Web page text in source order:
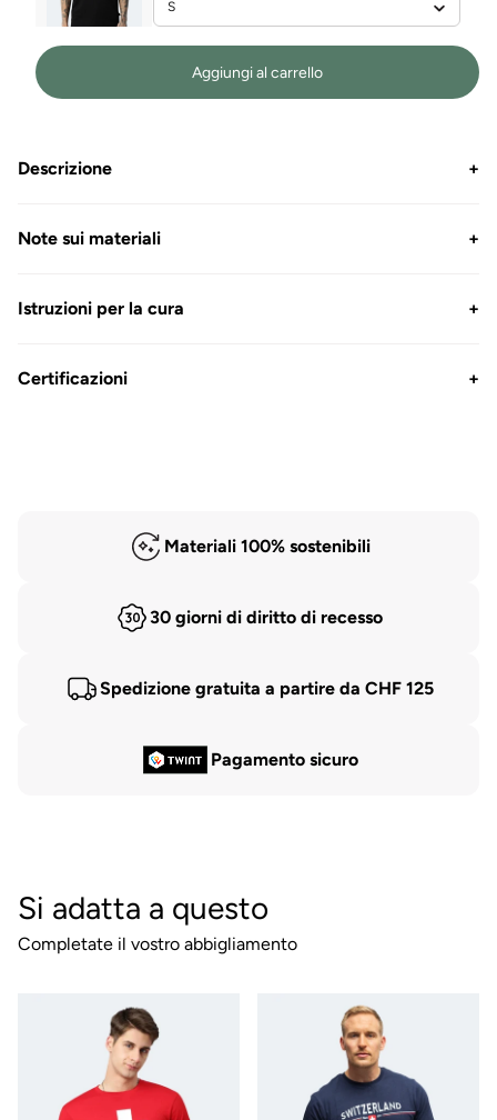
Aggiungi al carrello
Descrizione +
Note sui materiali +
Istruzioni per la cura +
Certificazioni +
Materiali 100% sostenibili
30 giorni di diritto di recesso
Spedizione gratuita a partire da CHF 125
Pagamento sicuro
Si adatta a questo
Completate il vostro abbigliamento